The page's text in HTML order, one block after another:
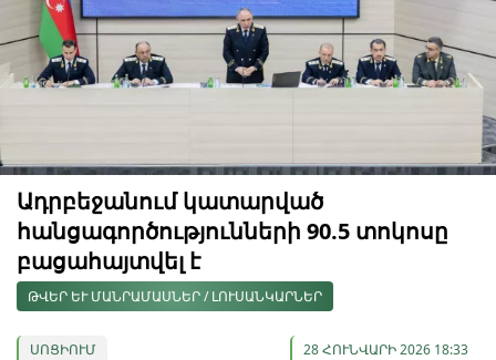
Ադրբեջանում կատարված
հանցագործությունների 90.5 տոկոսը
բացահայտվել է
ԹՎԵՐ ԵՒ ՄԱՆՐԱՄԱՍՆԵՐ / ԼՈՒՍԱՆԿԱՐՆԵՐ
ՍՈՑԻՈՒՄ 28 ՀՈՒՆՎԱՐԻ 2026 18:33